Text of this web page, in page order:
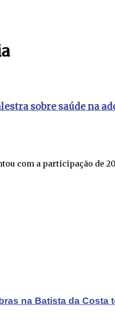
na Batista da Costa
sobre saúde na
com a participação de